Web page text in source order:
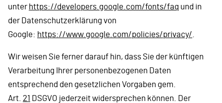
unter https://developers.google.com/fonts/faq und in
der Datenschutzerklärung von
Google: https://www.google.com/policies/privacy/
Wir weisen Sie ferner darauf hin, dass Sie der künftigen
Verarbeitung Ihrer personenbezogenen Daten
entsprechend den gesetzlichen Vorgaben gem.
Art. 21 DSGVO jederzeit widersprechen können. Der